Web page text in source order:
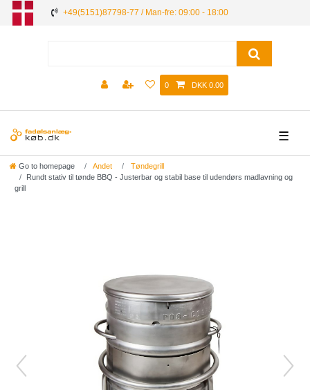
+49(5151)87798-77 / Man-fre: 09:00 - 18:00
0 DKK 0.00
☰
Go to homepage Andet
Tøndegrill
Rundt stativ til tønde BBQ - Justerbar og stabil base til udendørs madlavning og
grill